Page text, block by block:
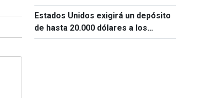
República Democrática del Congo
Estados Unidos exigirá un depósito
de hasta 20.000 dólares a los
solicitantes de visado de 50 países